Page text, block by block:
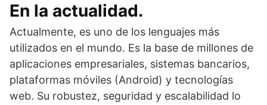
En la actualidad.
Actualmente, es uno de los lenguajes más
utilizados en el mundo. Es la base de millones de
aplicaciones empresariales, sistemas bancarios,
plataformas móviles (Android) y tecnologías
web. Su robustez, seguridad y escalabilidad lo